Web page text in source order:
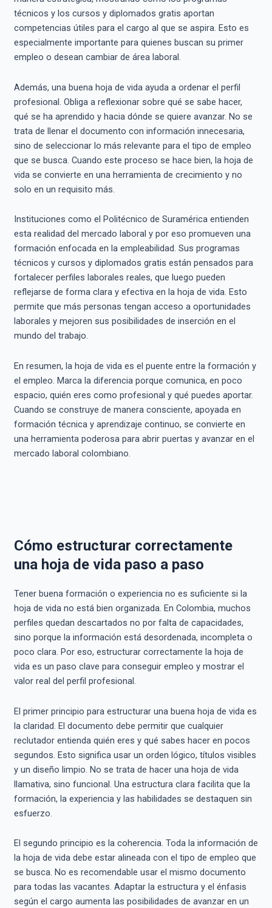
técnicos y los cursos y diplomados gratis aportan
competencias útiles para el cargo al que se aspira. Esto es
especialmente importante para quienes buscan su primer
empleo o desean cambiar de área laboral.
Además, una buena hoja de vida ayuda a ordenar el perfil
profesional. Obliga a reflexionar sobre qué se sabe hacer,
qué se ha aprendido y hacia dónde se quiere avanzar. No se
trata de llenar el documento con información innecesaria,
sino de seleccionar lo más relevante para el tipo de empleo
que se busca. Cuando este proceso se hace bien, la hoja de
vida se convierte en una herramienta de crecimiento y no
solo en un requisito más.
Instituciones como el Politécnico de Suramérica entienden
esta realidad del mercado laboral y por eso promueven una
formación enfocada en la empleabilidad. Sus programas
técnicos y cursos y diplomados gratis están pensados para
fortalecer perfiles laborales reales, que luego pueden
reflejarse de forma clara y efectiva en la hoja de vida. Esto
permite que más personas tengan acceso a oportunidades
laborales y mejoren sus posibilidades de inserción en el
mundo del trabajo.
En resumen, la hoja de vida es el puente entre la formación y
el empleo. Marca la diferencia porque comunica, en poco
espacio, quién eres como profesional y qué puedes aportar.
Cuando se construye de manera consciente, apoyada en
formación técnica y aprendizaje continuo, se convierte en
una herramienta poderosa para abrir puertas y avanzar en el
mercado laboral colombiano.
Cómo estructurar correctamente
una hoja de vida paso a paso
Tener buena formación o experiencia no es suficiente si la
hoja de vida no está bien organizada. En Colombia, muchos
perfiles quedan descartados no por falta de capacidades,
sino porque la información está desordenada, incompleta o
poco clara. Por eso, estructurar correctamente la hoja de
vida es un paso clave para conseguir empleo y mostrar el
valor real del perfil profesional.
El primer principio para estructurar una buena hoja de vida es
la claridad. El documento debe permitir que cualquier
reclutador entienda quién eres y qué sabes hacer en pocos
segundos. Esto significa usar un orden lógico, títulos visibles
y un diseño limpio. No se trata de hacer una hoja de vida
llamativa, sino funcional. Una estructura clara facilita que la
formación, la experiencia y las habilidades se destaquen sin
esfuerzo.
El segundo principio es la coherencia. Toda la información de
la hoja de vida debe estar alineada con el tipo de empleo que
se busca. No es recomendable usar el mismo documento
para todas las vacantes. Adaptar la estructura y el énfasis
según el cargo aumenta las posibilidades de avanzar en un